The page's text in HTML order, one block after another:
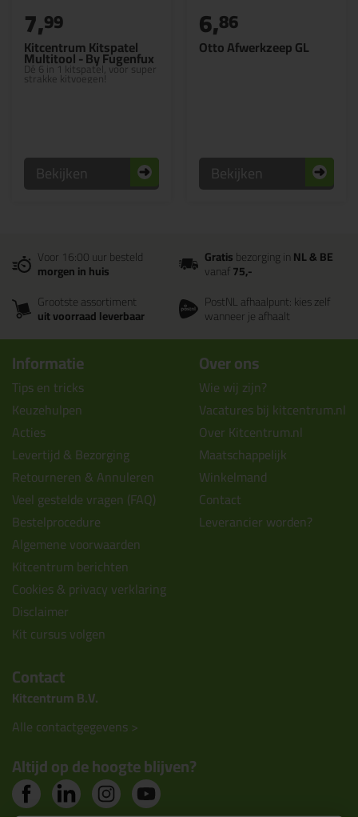
Kitcentrum Kitspatel
Multitool - By Fugenfux
Dé 6 in 1 kitspatel, voor super
strakke kitvoegen!
7,99
Bekijken
Otto Afwerkzeep GL
6,86
Bekijken
Voor 16:00 uur besteld
morgen in huis
Gratisbezorging inNL & BE
vanaf75,-
Grootste assortiment
uit voorraad leverbaar
PostNL afhaalpunt: kies zelf
wanneer je afhaalt
Informatie
Tips en tricks
Keuzehulpen
Acties
Levertijd & Bezorging
Retourneren & Annuleren
Veel gestelde vragen (FAQ)
Bestelprocedure
Algemene voorwaarden
Kitcentrum berichten
Cookies & privacy verklaring
Disclaimer
Kit cursus volgen
Over ons
Wie wij zijn?
Vacatures bij kitcentrum.nl
Over Kitcentrum.nl
Maatschappelijk
Winkelmand
Contact
Leverancier worden?
Contact
Kitcentrum B.V.
Alle contactgegevens >
Altijd op de hoogte blijven?